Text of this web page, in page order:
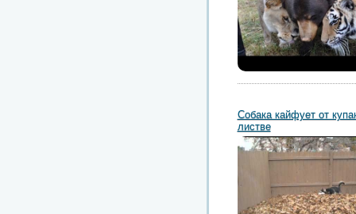
Собака кайфует от
листве